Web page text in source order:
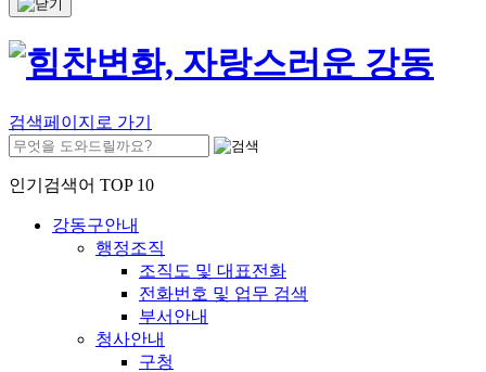
검색페이지로 가기
인기검색어 TOP 10
강동구안내
행정조직
조직도 및 대표전화
전화번호 및 업무 검색
부서안내
청사안내
구청